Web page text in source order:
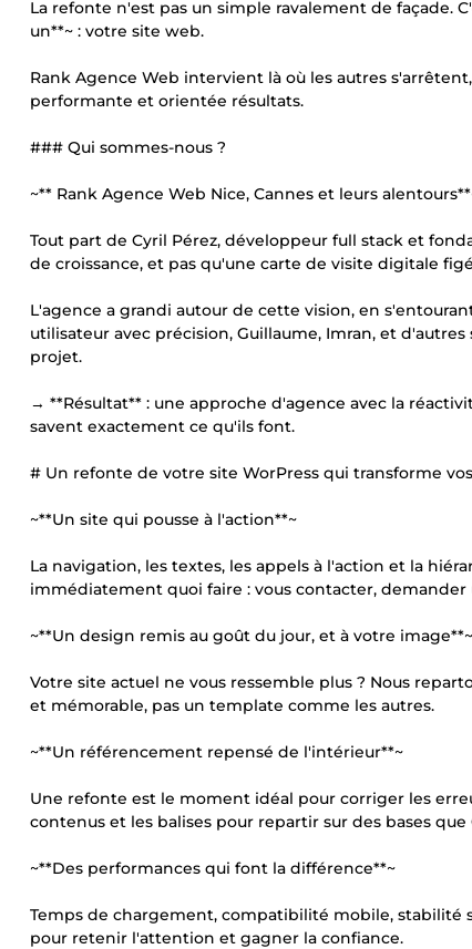
La refonte n'est pas un simple ravalement de façade.
un**~ : votre site web.
Rank Agence Web intervient là où les autres
performante et orientée résultats.
### Qui sommes-nous ?
~** Rank Agence Web Nice, Cannes et leurs
Tout part de Cyril Pérez, développeur full stack et
de croissance, et pas qu'une carte de visite digitale
L'agence a grandi autour de cette vision, en
utilisateur avec précision, Guillaume, Imran, et
projet.
→ **Résultat** : une approche d'agence avec la
savent exactement ce qu'ils font.
# Un refonte de votre site WorPress qui transforme
~**Un site qui pousse à l'action**~
La navigation, les textes, les appels à l'action et la
immédiatement quoi faire : vous contacter, demander
~**Un design remis au goût du jour, et à votre image**~
Votre site actuel ne vous ressemble plus ? Nous
et mémorable, pas un template comme les autres.
~**Un référencement repensé de l'intérieur**~
Une refonte est le moment idéal pour corriger les
contenus et les balises pour repartir sur des bases
~**Des performances qui font la différence**~
Temps de chargement, compatibilité mobile, stabilité
pour retenir l'attention et gagner la confiance.